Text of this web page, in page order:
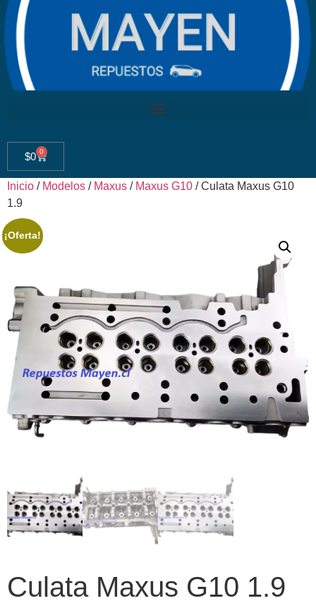
$0 0
Inicio / Modelos / Maxus / Maxus G10 / Culata Maxus G10
1.9
¡Oferta!
Culata Maxus G10 1.9